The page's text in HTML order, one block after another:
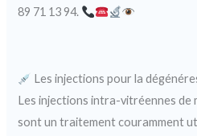
89 71 13 94.
Les injections pour la
Les injections intra-vitréennes de
sont un traitement couramment